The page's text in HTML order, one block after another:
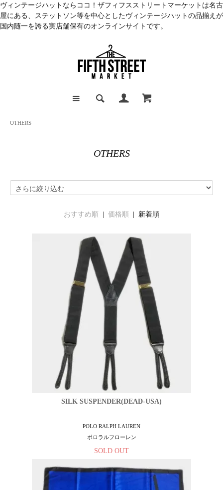
ヴィンテージハットならココ！ザフィフスストリートマーケットは名古
屋にある、ステットソン等を中心としたヴィンテージハットの品揃えが
国内随一を誇る実店舗保有のオンラインサイトです。
OTHERS
OTHERS
おすすめ順 価格順 | 新着順
SILK SUSPENDER(DEAD-USA)
POLO RALPH LAUREN
ポロラルフローレン
SOLD OUT